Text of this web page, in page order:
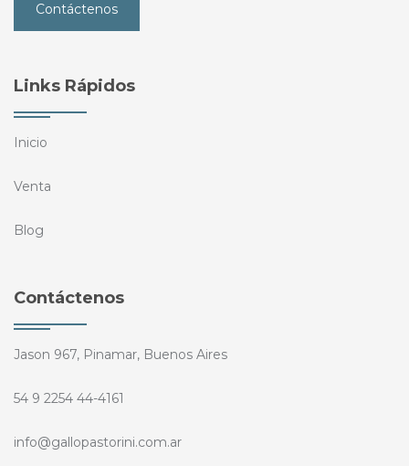
Contáctenos
Links Rápidos
Inicio
Venta
Blog
Contáctenos
Jason 967, Pinamar, Buenos Aires
54 9 2254 44-4161
info@gallopastorini.com.ar